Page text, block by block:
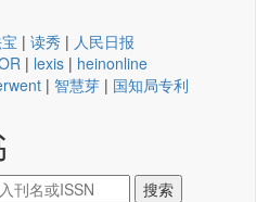
| 读秀 | 人民日报
| lexis | heinonline
| 智慧芽 | 国知局专利